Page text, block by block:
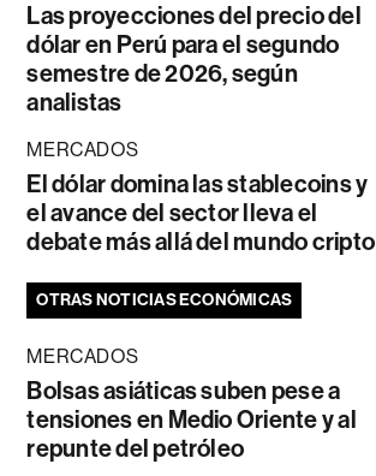
Las proyecciones del precio del
dólar en Perú para el segundo
semestre de 2026, según
analistas
MERCADOS
El dólar domina las stablecoins y
el avance del sector lleva el
debate más allá del mundo cripto
OTRAS NOTICIAS ECONÓMICAS
MERCADOS
Bolsas asiáticas suben pese a
tensiones en Medio Oriente y al
repunte del petróleo